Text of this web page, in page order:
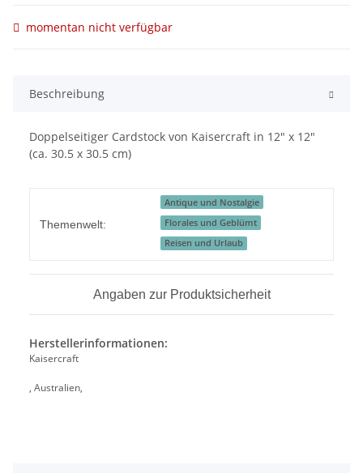
momentan nicht verfügbar
Beschreibung
Doppelseitiger Cardstock von Kaisercraft in 12" x 12"
(ca. 30.5 x 30.5 cm)
Themenwelt:
Antique und Nostalgie
Florales und Geblümt
Reisen und Urlaub
Angaben zur Produktsicherheit
Herstellerinformationen:
Kaisercraft
, Australien,